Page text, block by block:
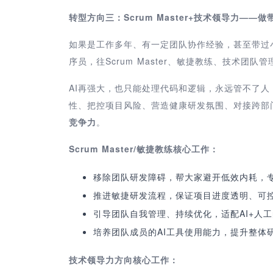
转型方向三：Scrum Master+技术领导力——做
如果是工作多年、有一定团队协作经验，甚至带
序员，往Scrum Master、敏捷教练、技术团队管
AI再强大，也只能处理代码和逻辑，永远管不了
性、把控项目风险、营造健康研发氛围、对接跨
竞争力 。
Scrum Master/敏捷教练核心工作：
移除团队研发障碍，帮大家避开低效内耗，
推进敏捷研发流程，保证项目进度透明、可
引导团队自我管理、持续优化，适配AI+人
培养团队成员的AI工具使用能力，提升整体
技术领导力方向核心工作：